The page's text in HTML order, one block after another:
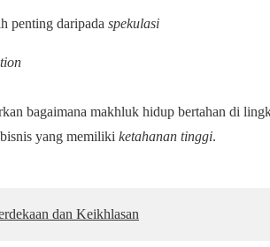
penting daripada spekulasi
bagaimana makhluk hidup bertahan di
yang memiliki ketahanan tinggi.
dan Keikhlasan